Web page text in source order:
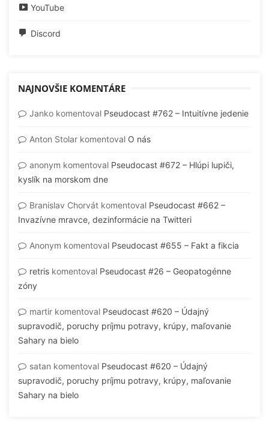
YouTube
Discord
NAJNOVŠIE KOMENTÁRE
Janko komentoval Pseudocast #762 – Intuitívne jedenie
Anton Stolar komentoval O nás
anonym komentoval Pseudocast #672 – Hlúpi lupiči,
kyslík na morskom dne
Branislav Chorvát komentoval Pseudocast #662 –
Invazívne mravce, dezinformácie na Twitteri
Anonym komentoval Pseudocast #655 – Fakt a fikcia
retris komentoval Pseudocast #26 – Geopatogénne
zóny
martir komentoval Pseudocast #620 – Údajný
supravodič, poruchy príjmu potravy, krúpy, maľovanie
Sahary na bielo
satan komentoval Pseudocast #620 – Údajný
supravodič, poruchy príjmu potravy, krúpy, maľovanie
Sahary na bielo